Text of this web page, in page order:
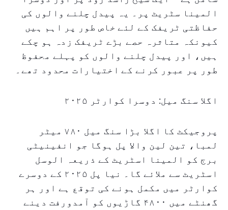
المینا سٹریٹ پر۔ یہ پیدل چلنے والوں کی
حفاظتی ٹریفک کے لئے خاص طور پر اہم ہیں
کیونکہ متاثرہ حصے بڑے ٹریفک زدہ ہو چکے
ہیں، اور پیدل چلنے والوں کو پہلے محفوظ
طور پر عبور کرنے کے اختیارات محدود تھے۔
اگلا سنگ میل: دوسرا کوارٹر ۲۰۲۵
پروجیکٹ کا اگلا بڑا سنگ میل ۷۸۰ میٹر
لمبا، تین لین والا پل ہوگا جو انفینیٹی
برج کو المینا اسٹریٹ کے ذریعہ الوسل
اسٹریٹ سے ملائے گا۔ نیا پل ۲۰۲۵ کے دوسرے
کوارٹر میں مکمل ہونے کی توقع ہے اور ہر
گھنٹے میں ۴۸۰۰ گاڑیوں کو آمدورفت دینے